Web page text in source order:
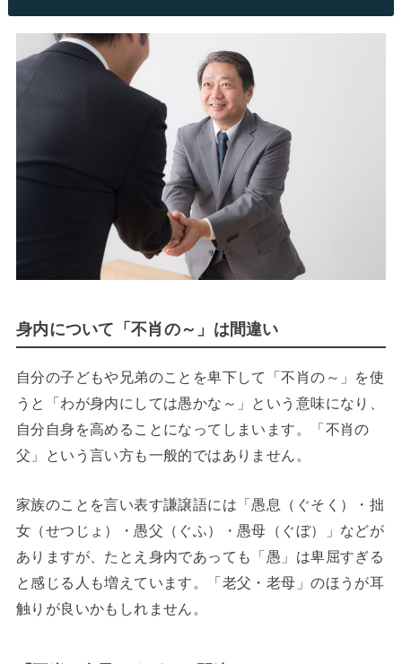
身内について「不肖の～」は間違い
自分の子どもや兄弟のことを卑下して「不肖の～」を使
うと「わが身内にしては愚かな～」という意味になり、
自分自身を高めることになってしまいます。「不肖の
父」という言い方も一般的ではありません。
家族のことを言い表す謙譲語には「愚息（ぐそく）・拙
女（せつじょ）・愚父（ぐふ）・愚母（ぐぼ）」などが
ありますが、たとえ身内であっても「愚」は卑屈すぎる
と感じる人も増えています。「老父・老母」のほうが耳
触りが良いかもしれません。